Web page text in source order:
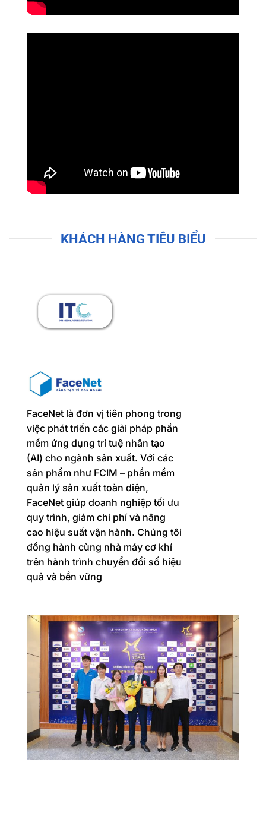
KHÁCH HÀNG TIÊU BIỂU
FaceNet là đơn vị tiên phong trong
việc phát triển các giải pháp phần
mềm ứng dụng trí tuệ nhân tạo
(AI) cho ngành sản xuất. Với các
sản phẩm như FCIM – phần mềm
quản lý sản xuất toàn diện,
FaceNet giúp doanh nghiệp tối ưu
quy trình, giảm chi phí và nâng
cao hiệu suất vận hành. Chúng tôi
đồng hành cùng nhà máy cơ khí
trên hành trình chuyển đổi số hiệu
quả và bền vững